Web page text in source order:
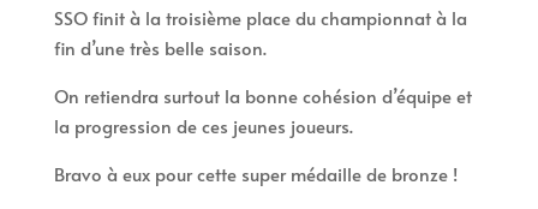
SSO finit à la troisième place du championnat à la
fin d’une très belle saison.
On retiendra surtout la bonne cohésion d’équipe et
la progression de ces jeunes joueurs.
Bravo à eux pour cette super médaille de bronze !